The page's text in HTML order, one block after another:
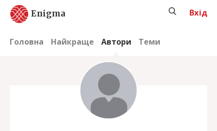
Enigma
Головна Найкраще Автори Теми
Вхід